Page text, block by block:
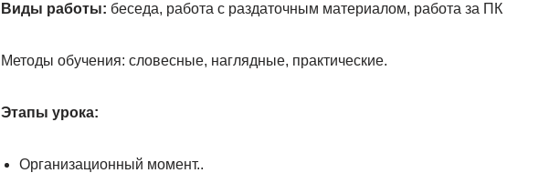
Виды работы: беседа, работа с раздаточным материалом, работа за ПК
Методы обучения: словесные, наглядные, практические.
Этапы урока:
Организационный момент..